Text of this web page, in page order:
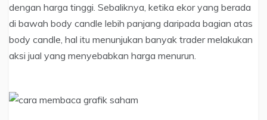
dengan harga tinggi. Sebaliknya, ketika ekor yang berada
di bawah body candle lebih panjang daripada bagian atas
body candle, hal itu menunjukan banyak trader melakukan
aksi jual yang menyebabkan harga menurun.